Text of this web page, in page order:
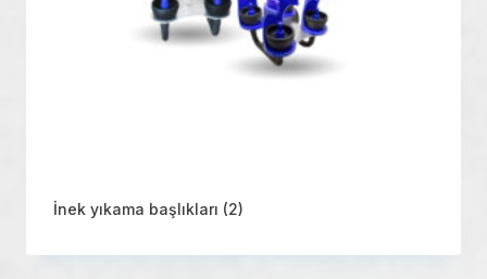
İnek yıkama başlıkları (2)